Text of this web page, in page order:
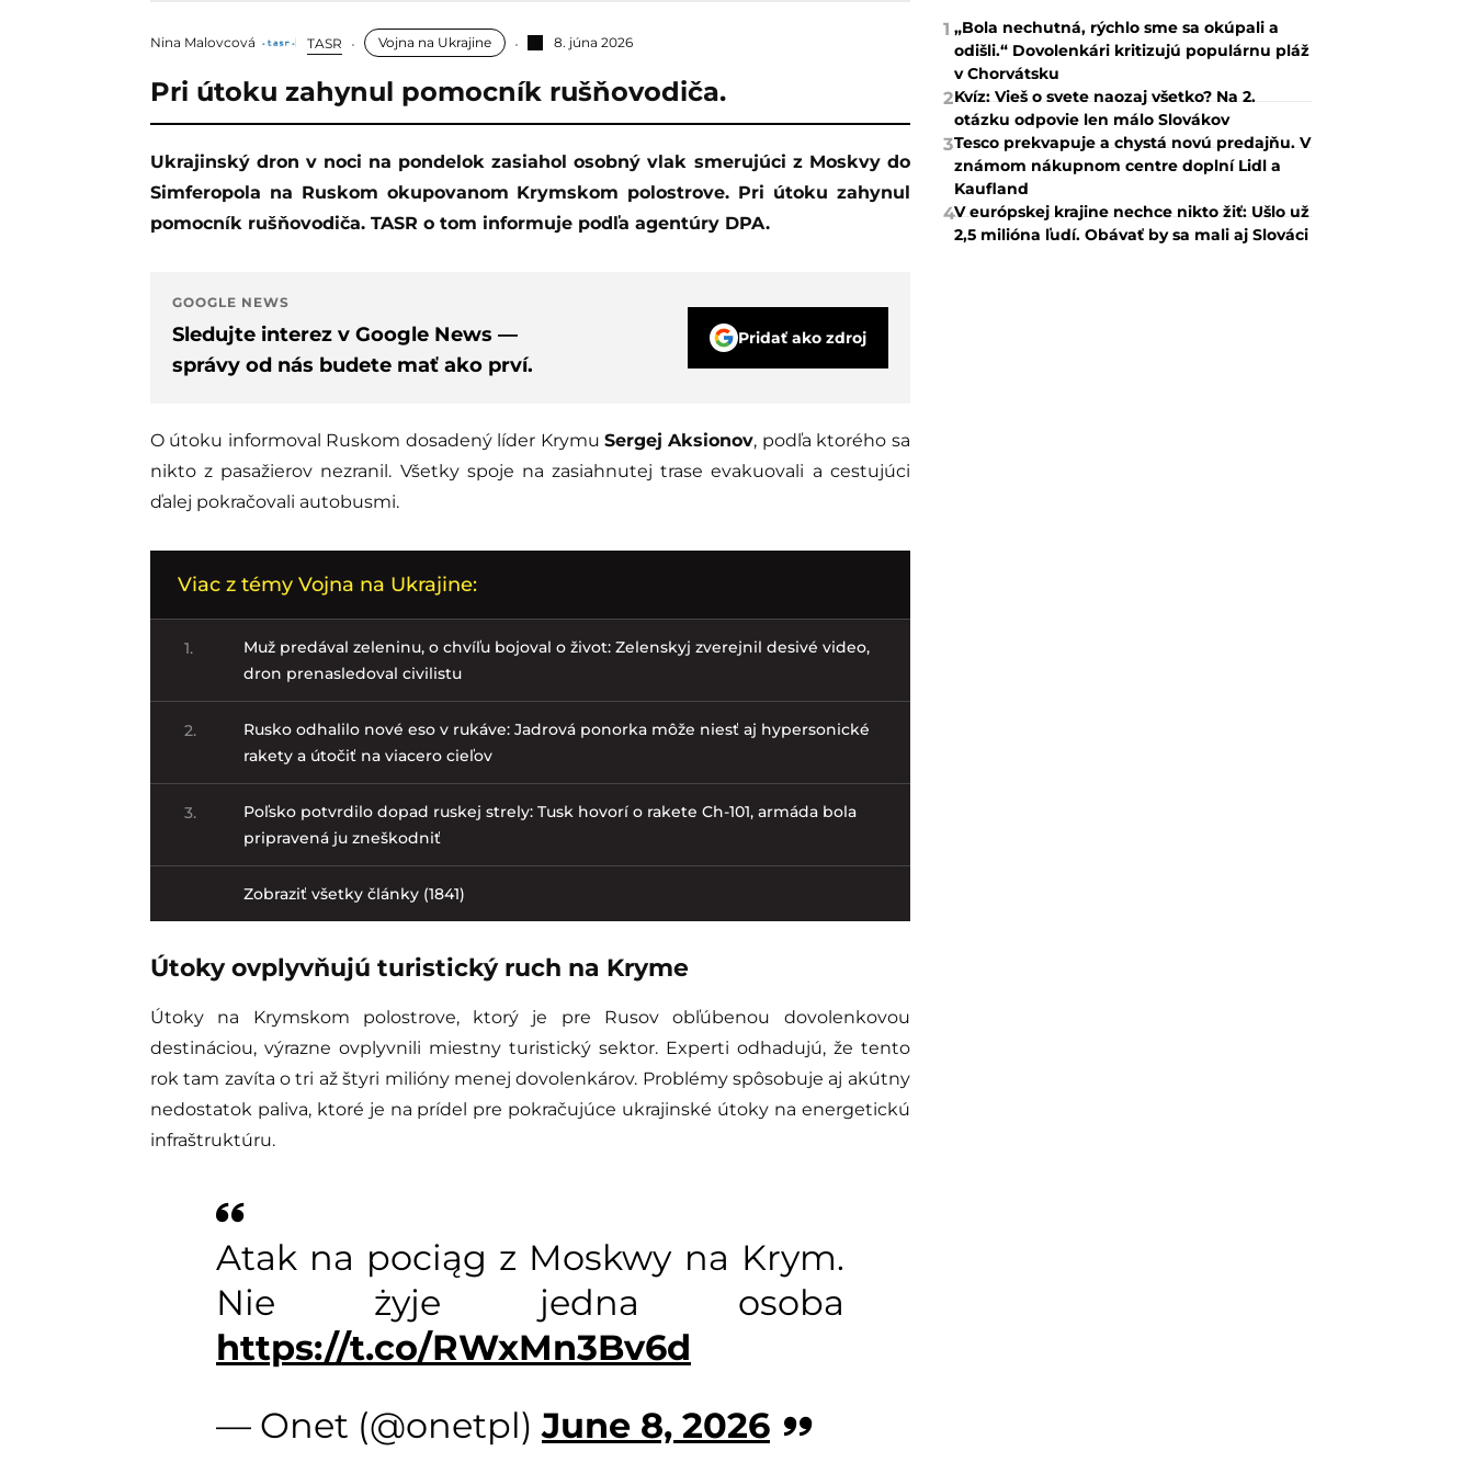
Nina Malovcová TASR Vojna na Ukrajine 8. júna 2026
Pri útoku zahynul pomocník rušňovodiča.
Ukrajinský dron v noci na pondelok zasiahol osobný vlak smerujúci z Moskvy do
Simferopola na Ruskom okupovanom Krymskom polostrove. Pri útoku zahynul
pomocník rušňovodiča. TASR o tom informuje podľa agentúry DPA.
GOOGLE NEWS
Sledujte interez v Google News —
správy od nás budete mať ako prví.
Pridať ako zdroj
O útoku informoval Ruskom dosadený líder Krymu Sergej Aksionov, podľa ktorého sa
nikto z pasažierov nezranil. Všetky spoje na zasiahnutej trase evakuovali a cestujúci
ďalej pokračovali autobusmi.
Viac z témy Vojna na Ukrajine:
1.
Muž predával zeleninu, o chvíľu bojoval o život: Zelenskyj zverejnil desivé video,
dron prenasledoval civilistu
2.
Rusko odhalilo nové eso v rukáve: Jadrová ponorka môže niesť aj hypersonické
rakety a útočiť na viacero cieľov
3.
Poľsko potvrdilo dopad ruskej strely: Tusk hovorí o rakete Ch-101, armáda bola
pripravená ju zneškodniť
Zobraziť všetky články (1841)
Útoky ovplyvňujú turistický ruch na Kryme
Útoky na Krymskom polostrove, ktorý je pre Rusov obľúbenou dovolenkovou
destináciou, výrazne ovplyvnili miestny turistický sektor. Experti odhadujú, že tento
rok tam zavíta o tri až štyri milióny menej dovolenkárov. Problémy spôsobuje aj akútny
nedostatok paliva, ktoré je na prídel pre pokračujúce ukrajinské útoky na energetickú
infraštruktúru.
Atak na pociąg z Moskwy na Krym.
Nie żyje jedna osoba
https://t.co/RWxMn3Bv6d
— Onet (@onetpl)June 8, 2026
1 „Bola nechutná, rýchlo sme sa okúpali a
odišli.“ Dovolenkári kritizujú populárnu pláž
v Chorvátsku
2Kvíz: Vieš o svete naozaj všetko? Na 2.
otázku odpovie len málo Slovákov
3Tesco prekvapuje a chystá novú predajňu. V
známom nákupnom centre doplní Lidl a
Kaufland
4V európskej krajine nechce nikto žiť: Ušlo už
2,5 milióna ľudí. Obávať by sa mali aj Slováci